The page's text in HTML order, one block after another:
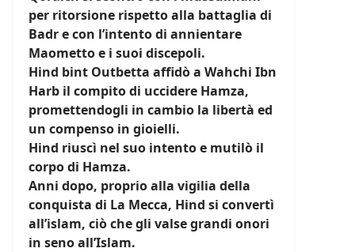
per ritorsione rispetto alla battaglia di
Badr e con l’intento di annientare
Maometto e i suoi discepoli.
Hind bint Outbetta affidò a Wahchi Ibn
Harb il compito di uccidere Hamza,
promettendogli in cambio la libertà ed
un compenso in gioielli.
Hind riuscì nel suo intento e mutilò il
corpo di Hamza.
Anni dopo, proprio alla vigilia della
conquista di La Mecca, Hind si convertì
all’islam, ciò che gli valse grandi onori
in seno all’Islam.